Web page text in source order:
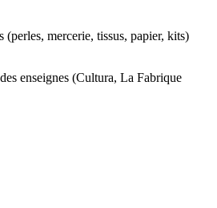
(perles, mercerie, tissus, papier, kits)
enseignes (Cultura, La Fabrique